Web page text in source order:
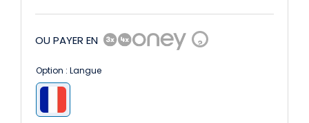
OU PAYER EN ?
Option : Langue